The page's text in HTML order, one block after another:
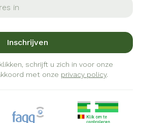
Inschrijven
schrijft u zich in voor onze
met onze privacy policy.